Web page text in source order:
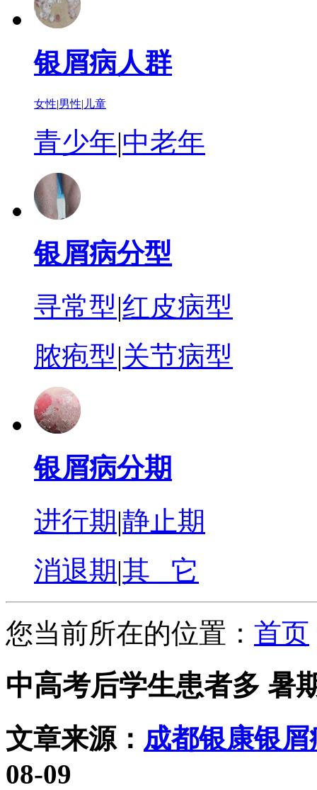
银屑病人群
女性|男性| 儿童
青少年|中老年
银屑病分型
寻常型|红皮病型
脓疱型|关节病型
银屑病分期
进行期|静止期
消退期|其 它
您当前所在的位置： 首页
中高考后学生患者多 暑
文章来源： 成都银康银
08-09